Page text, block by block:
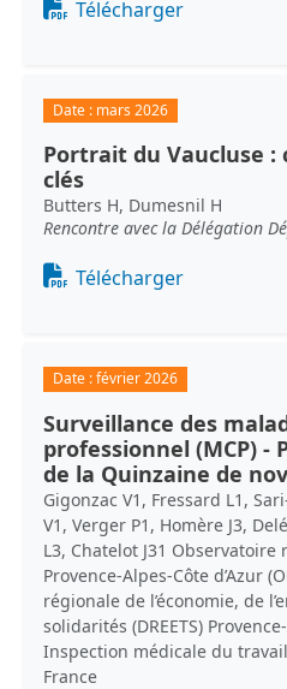
Télécharger
Date : mars 2026
Portrait du Vaucluse
clés
Butters H, Dumesnil H
Rencontre avec la Délégation
Document
Télécharger
Date :février 2026
Surveillance des
professionnel (MCP) -
de la Quinzaine de
Gigonzac V1, Fressard L1,
V1, Verger P1, Homère J3,
L3, Chatelot J31
Provence-Alpes-Côte d’Azur
régionale de l’économie, de
solidarités (DREETS)
Inspection médicale du
France